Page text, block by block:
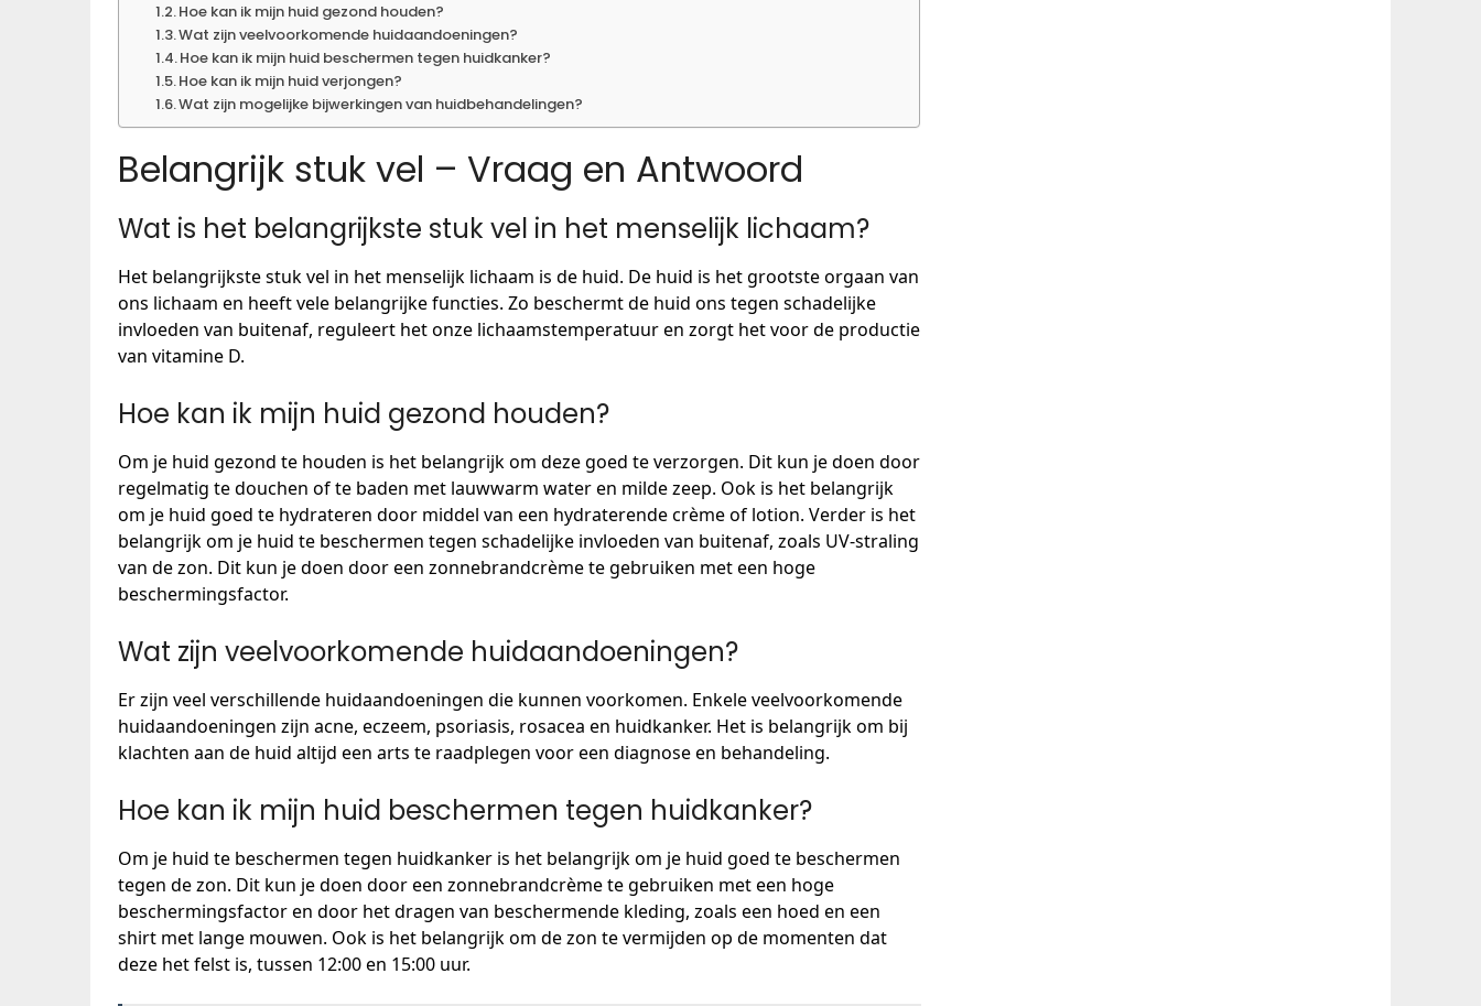
Hoe kan ik mijn huid gezond houden?
Wat zijn veelvoorkomende huidaandoeningen?
Hoe kan ik mijn huid beschermen tegen huidkanker?
Hoe kan ik mijn huid verjongen?
Wat zijn mogelijke bijwerkingen van huidbehandelingen?
Belangrijk stuk vel – Vraag en Antwoord
Wat is het belangrijkste stuk vel in het menselijk lichaam?
Het belangrijkste stuk vel in het menselijk lichaam is de huid. De huid is het grootste orgaan van
ons lichaam en heeft vele belangrijke functies. Zo beschermt de huid ons tegen schadelijke
invloeden van buitenaf, reguleert het onze lichaamstemperatuur en zorgt het voor de productie
van vitamine D.
Hoe kan ik mijn huid gezond houden?
Om je huid gezond te houden is het belangrijk om deze goed te verzorgen. Dit kun je doen door
regelmatig te douchen of te baden met lauwwarm water en milde zeep. Ook is het belangrijk
om je huid goed te hydrateren door middel van een hydraterende crème of lotion. Verder is het
belangrijk om je huid te beschermen tegen schadelijke invloeden van buitenaf, zoals UV-straling
van de zon. Dit kun je doen door een zonnebrandcrème te gebruiken met een hoge
beschermingsfactor.
Wat zijn veelvoorkomende huidaandoeningen?
Er zijn veel verschillende huidaandoeningen die kunnen voorkomen. Enkele veelvoorkomende
huidaandoeningen zijn acne, eczeem, psoriasis, rosacea en huidkanker. Het is belangrijk om bij
klachten aan de huid altijd een arts te raadplegen voor een diagnose en behandeling.
Hoe kan ik mijn huid beschermen tegen huidkanker?
Om je huid te beschermen tegen huidkanker is het belangrijk om je huid goed te beschermen
tegen de zon. Dit kun je doen door een zonnebrandcrème te gebruiken met een hoge
beschermingsfactor en door het dragen van beschermende kleding, zoals een hoed en een
shirt met lange mouwen. Ook is het belangrijk om de zon te vermijden op de momenten dat
deze het felst is, tussen 12:00 en 15:00 uur.